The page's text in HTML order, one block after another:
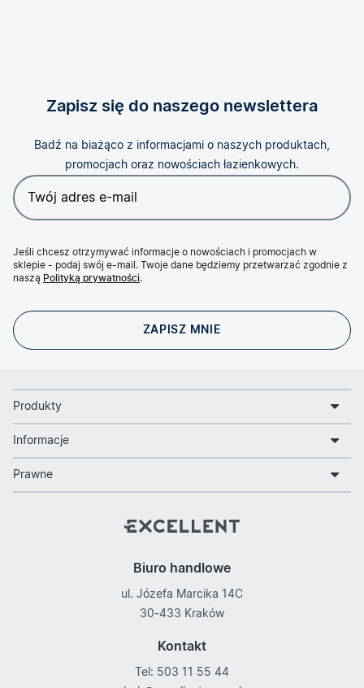
Zapisz się do naszego newslettera
Badź na biażąco z informacjami o naszych produktach,
promocjach oraz nowościach łazienkowych.
Jeśli chcesz otrzymywać informacje o nowościach i promocjach w
sklepie - podaj swój e-mail. Twoje dane będziemy przetwarzać zgodnie z
naszą Polityką prywatności.
Produkty
Informacje
Prawne
Biuro handlowe
ul. Józefa Marcika 14C
30-433 Kraków
Kontakt
Tel: 503 11 55 44